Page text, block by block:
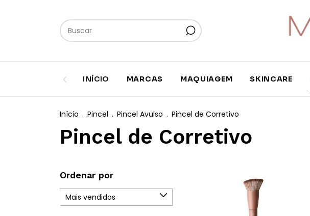
INÍCIO MARCAS MAQUIAGEM SKINCARE
Início . Pincel . Pincel Avulso . Pincel de Corretivo
Pincel de Corretivo
Ordenar por